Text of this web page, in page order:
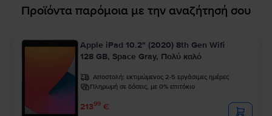
Προϊόντα παρόμοια με την αναζήτησή σου
Apple iPad 10.2" (2020) 8th Gen Wifi
128 GB, Space Gray, Πολύ καλό
Αποστολή: εκτιμώμενος 2-5 εργάσιμες ημέρες
Πληρωμή σε δόσεις, με 0% επιτόκιο
21399 €